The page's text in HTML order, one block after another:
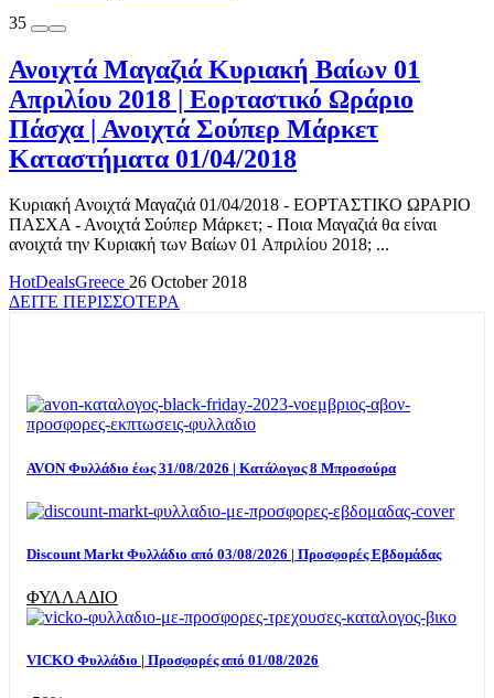
35
Ανοιχτά Μαγαζιά Κυριακή Βαίων 01
Απριλίου 2018 | Εορταστικό Ωράριο
Πάσχα | Ανοιχτά Σούπερ Μάρκετ
Καταστήματα 01/04/2018
Κυριακή Ανοιχτά Μαγαζιά 01/04/2018 - ΕΟΡΤΑΣΤΙΚΟ ΩΡΑΡΙΟ
ΠΑΣΧΑ - Ανοιχτά Σούπερ Μάρκετ; - Ποια Μαγαζιά θα είναι
ανοιχτά την Κυριακή των Βαίων 01 Απριλίου 2018; ...
HotDealsGreece 26 October 2018
ΔΕΙΤΕ ΠΕΡΙΣΣΟΤΕΡΑ
AVON Φυλλάδιο έως 31/08/2026 | Κατάλογος 8 Μπροσούρα
Discount Markt Φυλλάδιο από 03/08/2026 | Προσφορές Εβδομάδας
ΦΥΛΛΑΔΙΟ
VICKO Φυλλάδιο | Προσφορές από 01/08/2026